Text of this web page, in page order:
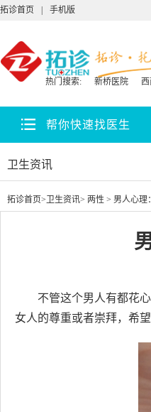
拓诊首页 手机版
热门搜索: 新桥医院
帮你快速找医生
卫生资讯
拓诊首页> 卫生资讯> 两性 > 男人心理
不管这个男人有都花
女人的尊重或者崇拜，希